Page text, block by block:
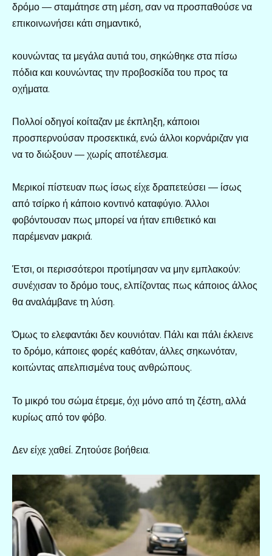
δρόμο — σταμάτησε στη μέση, σαν να προσπαθούσε να
επικοινωνήσει κάτι σημαντικό,
κουνώντας τα μεγάλα αυτιά του, σηκώθηκε στα πίσω
πόδια και κουνώντας την προβοσκίδα του προς τα
οχήματα.
Πολλοί οδηγοί κοίταζαν με έκπληξη, κάποιοι
προσπερνούσαν προσεκτικά, ενώ άλλοι κορνάριζαν για
να το διώξουν — χωρίς αποτέλεσμα.
Μερικοί πίστευαν πως ίσως είχε δραπετεύσει — ίσως
από τσίρκο ή κάποιο κοντινό καταφύγιο. Άλλοι
φοβόντουσαν πως μπορεί να ήταν επιθετικό και
παρέμεναν μακριά.
Έτσι, οι περισσότεροι προτίμησαν να μην εμπλακούν:
συνέχισαν το δρόμο τους, ελπίζοντας πως κάποιος άλλος
θα αναλάμβανε τη λύση.
Όμως το ελεφαντάκι δεν κουνιόταν. Πάλι και πάλι έκλεινε
το δρόμο, κάποιες φορές καθόταν, άλλες σηκωνόταν,
κοιτώντας απελπισμένα τους ανθρώπους.
Το μικρό του σώμα έτρεμε, όχι μόνο από τη ζέστη, αλλά
κυρίως από τον φόβο.
Δεν είχε χαθεί. Ζητούσε βοήθεια.